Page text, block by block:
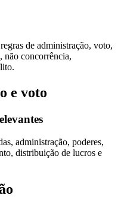
de administração, voto,
não concorrência,
e voto
administração, poderes,
distribuição de lucros e